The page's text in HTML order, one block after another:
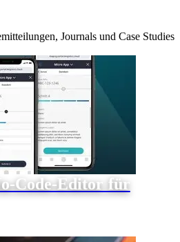
Journals und Case Studies
Code-Editor für